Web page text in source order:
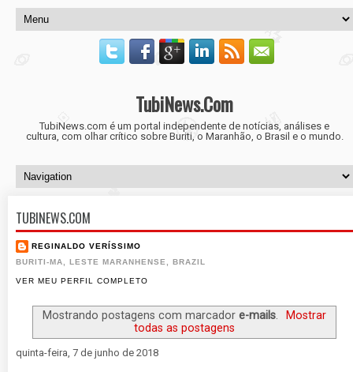
TubiNews.Com
TubiNews.com é um portal independente de notícias, análises e
cultura, com olhar crítico sobre Buriti, o Maranhão, o Brasil e o mundo.
TUBINEWS.COM
REGINALDO VERÍSSIMO
BURITI-MA, LESTE MARANHENSE, BRAZIL
VER MEU PERFIL COMPLETO
Mostrando postagens com marcadore-mails
Mostrar
todas as postagens
quinta-feira, 7 de junho de 2018